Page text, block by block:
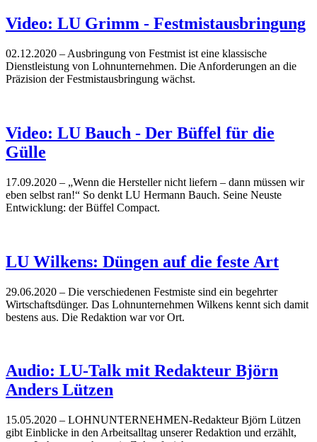
Video: LU Grimm - Festmistausbringung
02.12.2020 – Ausbringung von Festmist ist eine klassische
Dienstleistung von Lohnunternehmen. Die Anforderungen an die
Präzision der Festmistausbringung wächst.
Video: LU Bauch - Der Büffel für die
Gülle
17.09.2020 – „Wenn die Hersteller nicht liefern – dann müssen wir
eben selbst ran!“ So denkt LU Hermann Bauch. Seine Neuste
Entwicklung: der Büffel Compact.
LU Wilkens: Düngen auf die feste Art
29.06.2020 – Die verschiedenen Festmiste sind ein begehrter
Wirtschaftsdünger. Das Lohnunternehmen Wilkens kennt sich damit
bestens aus. Die Redaktion war vor Ort.
Audio: LU-Talk mit Redakteur Björn
Anders Lützen
15.05.2020 – LOHNUNTERNEHMEN-Redakteur Björn Lützen
gibt Einblicke in den Arbeitsalltag unserer Redaktion und erzählt,